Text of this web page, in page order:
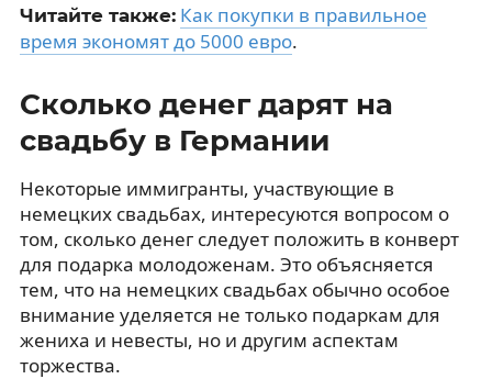
Читайте также: Как покупки в правильное
время экономят до 5000 евро.
Сколько денег дарят на
свадьбу в Германии
Некоторые иммигранты, участвующие в
немецких свадьбах, интересуются вопросом о
том, сколько денег следует положить в конверт
для подарка молодоженам. Это объясняется
тем, что на немецких свадьбах обычно особое
внимание уделяется не только подаркам для
жениха и невесты, но и другим аспектам
торжества.